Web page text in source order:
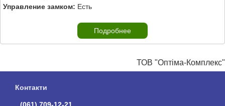
Управление замком: Есть
Подробнее
ТОВ "Оптіма-Комплекс"
Контакти